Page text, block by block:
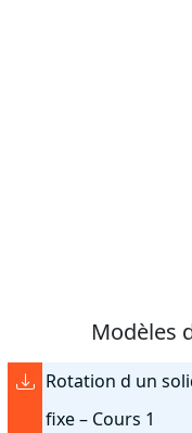
Modèles
Rotation d un
fixe – Cours 1